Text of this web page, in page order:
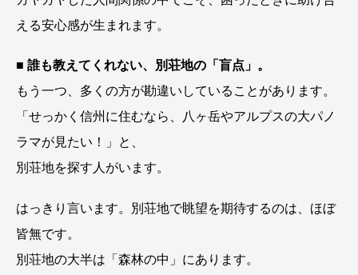
える安心感が生まれます。
■ 誰も教えてくれない、別荘地の「盲点」。
もう一つ、多くの方が勘違いしていることがあります。
「せっかく信州に住むなら、八ヶ岳やアルプスの大パノ
ラマが見たい！」と、
別荘地を探す人がいます。
はっきり言います。別荘地で眺望を期待するのは、ほぼ
皆無です。
別荘地の大半は「森林の中」にあります。